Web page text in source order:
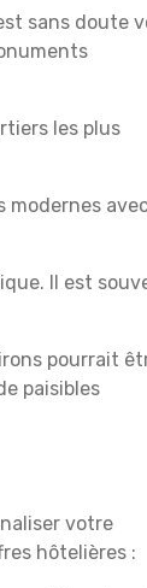
sans doute
les plus
modernes
Il est
pourrait
paisibles
votre
hôtelières :